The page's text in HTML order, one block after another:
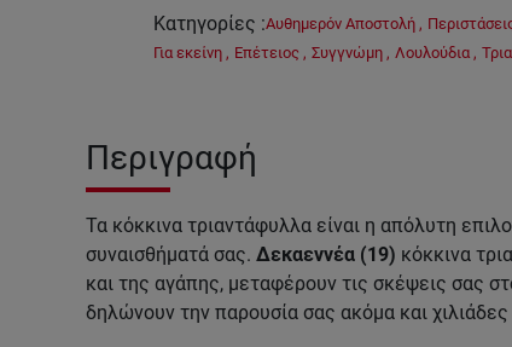
Κατηγορίες :Αυθημερόν Αποστολή ,
Για εκείνη , Επέτειος , Συγγνώμη , Λουλούδια ,
Περιγραφή
Τα κόκκινα τριαντάφυλλα είναι η απόλυτη
συναισθήματά σας. Δεκαεννέα (19) κόκκινα
και της αγάπης, μεταφέρουν τις σκέψεις σας
δηλώνουν την παρουσία σας ακόμα και χιλιάδες